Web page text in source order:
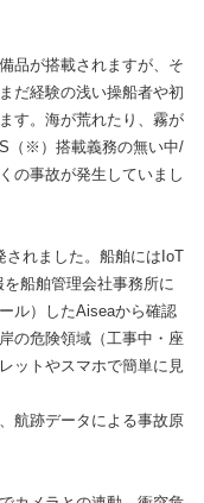
品が搭載されますが、そ
だ経験の浅い操船者や初
す。海が荒れたり、霧が
（※）搭載義務の無い中/
の事故が発生していまし
されました。船舶にはIoT
船舶管理会社事務所に
ル）したAiseaから確認
の危険領域（工事中・座
ットやスマホで簡単に見
航跡データによる事故原